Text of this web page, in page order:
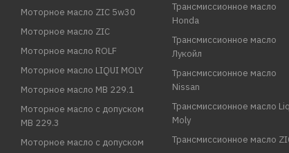
Моторное масло ZIC 5w30
Моторное масло ZIC
Моторное масло ROLF
Моторное масло LIQUI MOLY
Моторное масло MB 229.1
Моторное масло с допуском
MB 229.3
Моторное масло с допуском
Трансмиссионное масло
Honda
Трансмиссионное масло
Лукойл
Трансмиссионное масло
Nissan
Трансмиссионное масло
Moly
Трансмиссионное масло